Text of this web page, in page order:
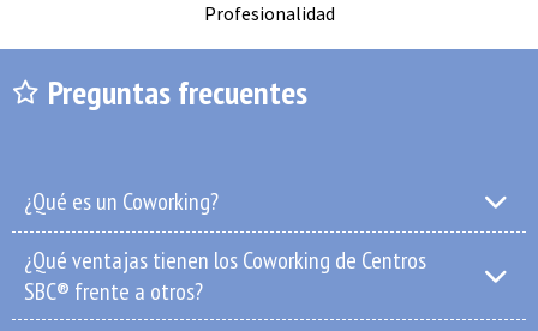
Profesionalidad
Preguntas frecuentes
¿Qué es un Coworking?
¿Qué ventajas tienen los Coworking de Centros
SBC® frente a otros?